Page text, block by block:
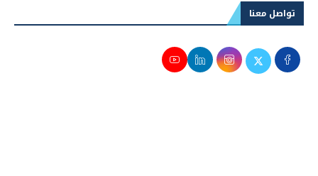
تواصل معنا